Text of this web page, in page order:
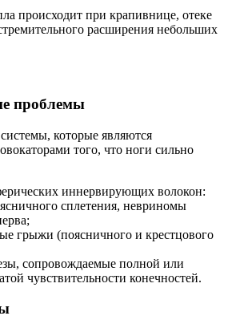
происходит при крапивнице, отеке
расширения небольших
проблемы
которые являются
того, что ноги сильно
иннервирующих волокон:
сплетения, невриномы
грыжи (поясничного и крестцового
сопровождаемые полной или
чувствительности конечностей.